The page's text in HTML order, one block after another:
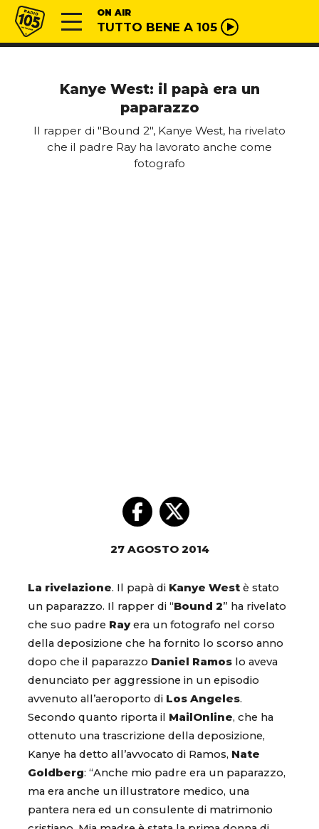
Vai al contenuto
Radio 105 ON AIR
TUTTO BENE A 105
Kanye West: il papà era un
paparazzo
Il rapper di "Bound 2", Kanye West, ha rivelato
che il padre Ray ha lavorato anche come
fotografo
27 AGOSTO 2014
La rivelazione. Il papà di Kanye West è stato
un paparazzo. Il rapper di “Bound 2” ha rivelato
che suo padre Rayera un fotografo nel corso
della deposizione che ha fornito lo scorso anno
dopo che il paparazzo Daniel Ramos lo aveva
denunciato per aggressione in un episodio
avvenuto all’aeroporto di Los Angeles.
Secondo quanto riporta il MailOnline, che ha
ottenuto una trascrizione della deposizione,
Kanye ha detto all’avvocato di Ramos, Nate
Goldberg: “Anche mio padre era un paparazzo,
ma era anche un illustratore medico, una
pantera nera ed un consulente di matrimonio